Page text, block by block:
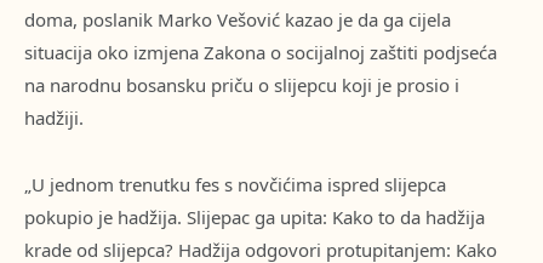
doma, poslanik Marko Vešović kazao je da ga cijela
situacija oko izmjena Zakona o socijalnoj zaštiti podjseća
na narodnu bosansku priču o slijepcu koji je prosio i
hadžiji.
„U jednom trenutku fes s novčićima ispred slijepca
pokupio je hadžija. Slijepac ga upita: Kako to da hadžija
krade od slijepca? Hadžija odgovori protupitanjem: Kako